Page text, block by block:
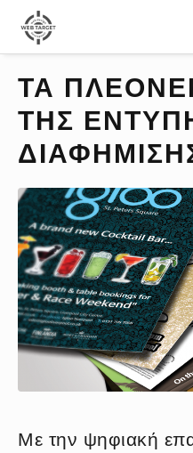
ΤΑ
ΤΗΣ
Με την ψηφιακή